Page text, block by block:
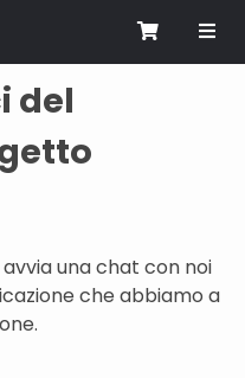
Cart
del
una chat con noi
che abbiamo a